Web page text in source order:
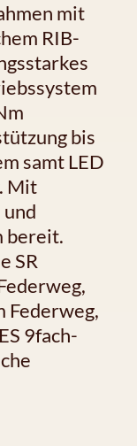
mit
RIB-
bis
samt LED
Mit
bereit.
SR
Federweg,
9fach-